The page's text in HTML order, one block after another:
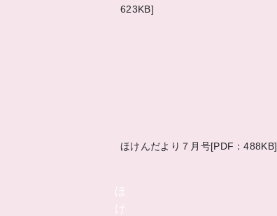
623KB]
ほ
ほけんだより７月号[PDF：488KB]